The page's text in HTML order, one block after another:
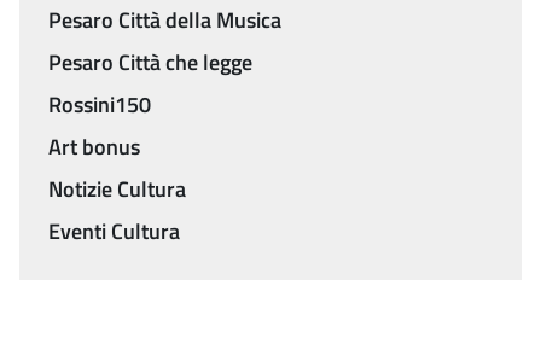
Pesaro Città della Musica
Pesaro Città che legge
Rossini150
Art bonus
Notizie Cultura
Eventi Cultura